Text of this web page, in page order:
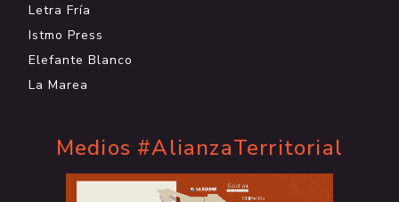
Letra Fría
Istmo Press
Elefante Blanco
La Marea
Medios #AlianzaTerritorial